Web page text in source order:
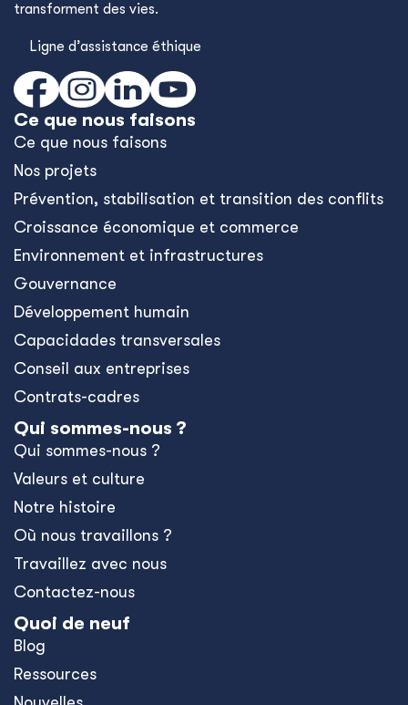
transforment des vies.
Ligne d’assistance éthique
Ce que nous faisons
Ce que nous faisons
Nos projets
Prévention, stabilisation et transition des conflits
Croissance économique et commerce
Environnement et infrastructures
Gouvernance
Développement humain
Capacidades transversales
Conseil aux entreprises
Contrats-cadres
Qui sommes-nous ?
Qui sommes-nous ?
Valeurs et culture
Notre histoire
Où nous travaillons ?
Travaillez avec nous
Contactez-nous
Quoi de neuf
Blog
Ressources